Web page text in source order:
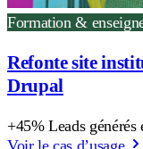
Formation &
Refonte site
Drupal
+45% Leads générés
Voir le cas d’usage